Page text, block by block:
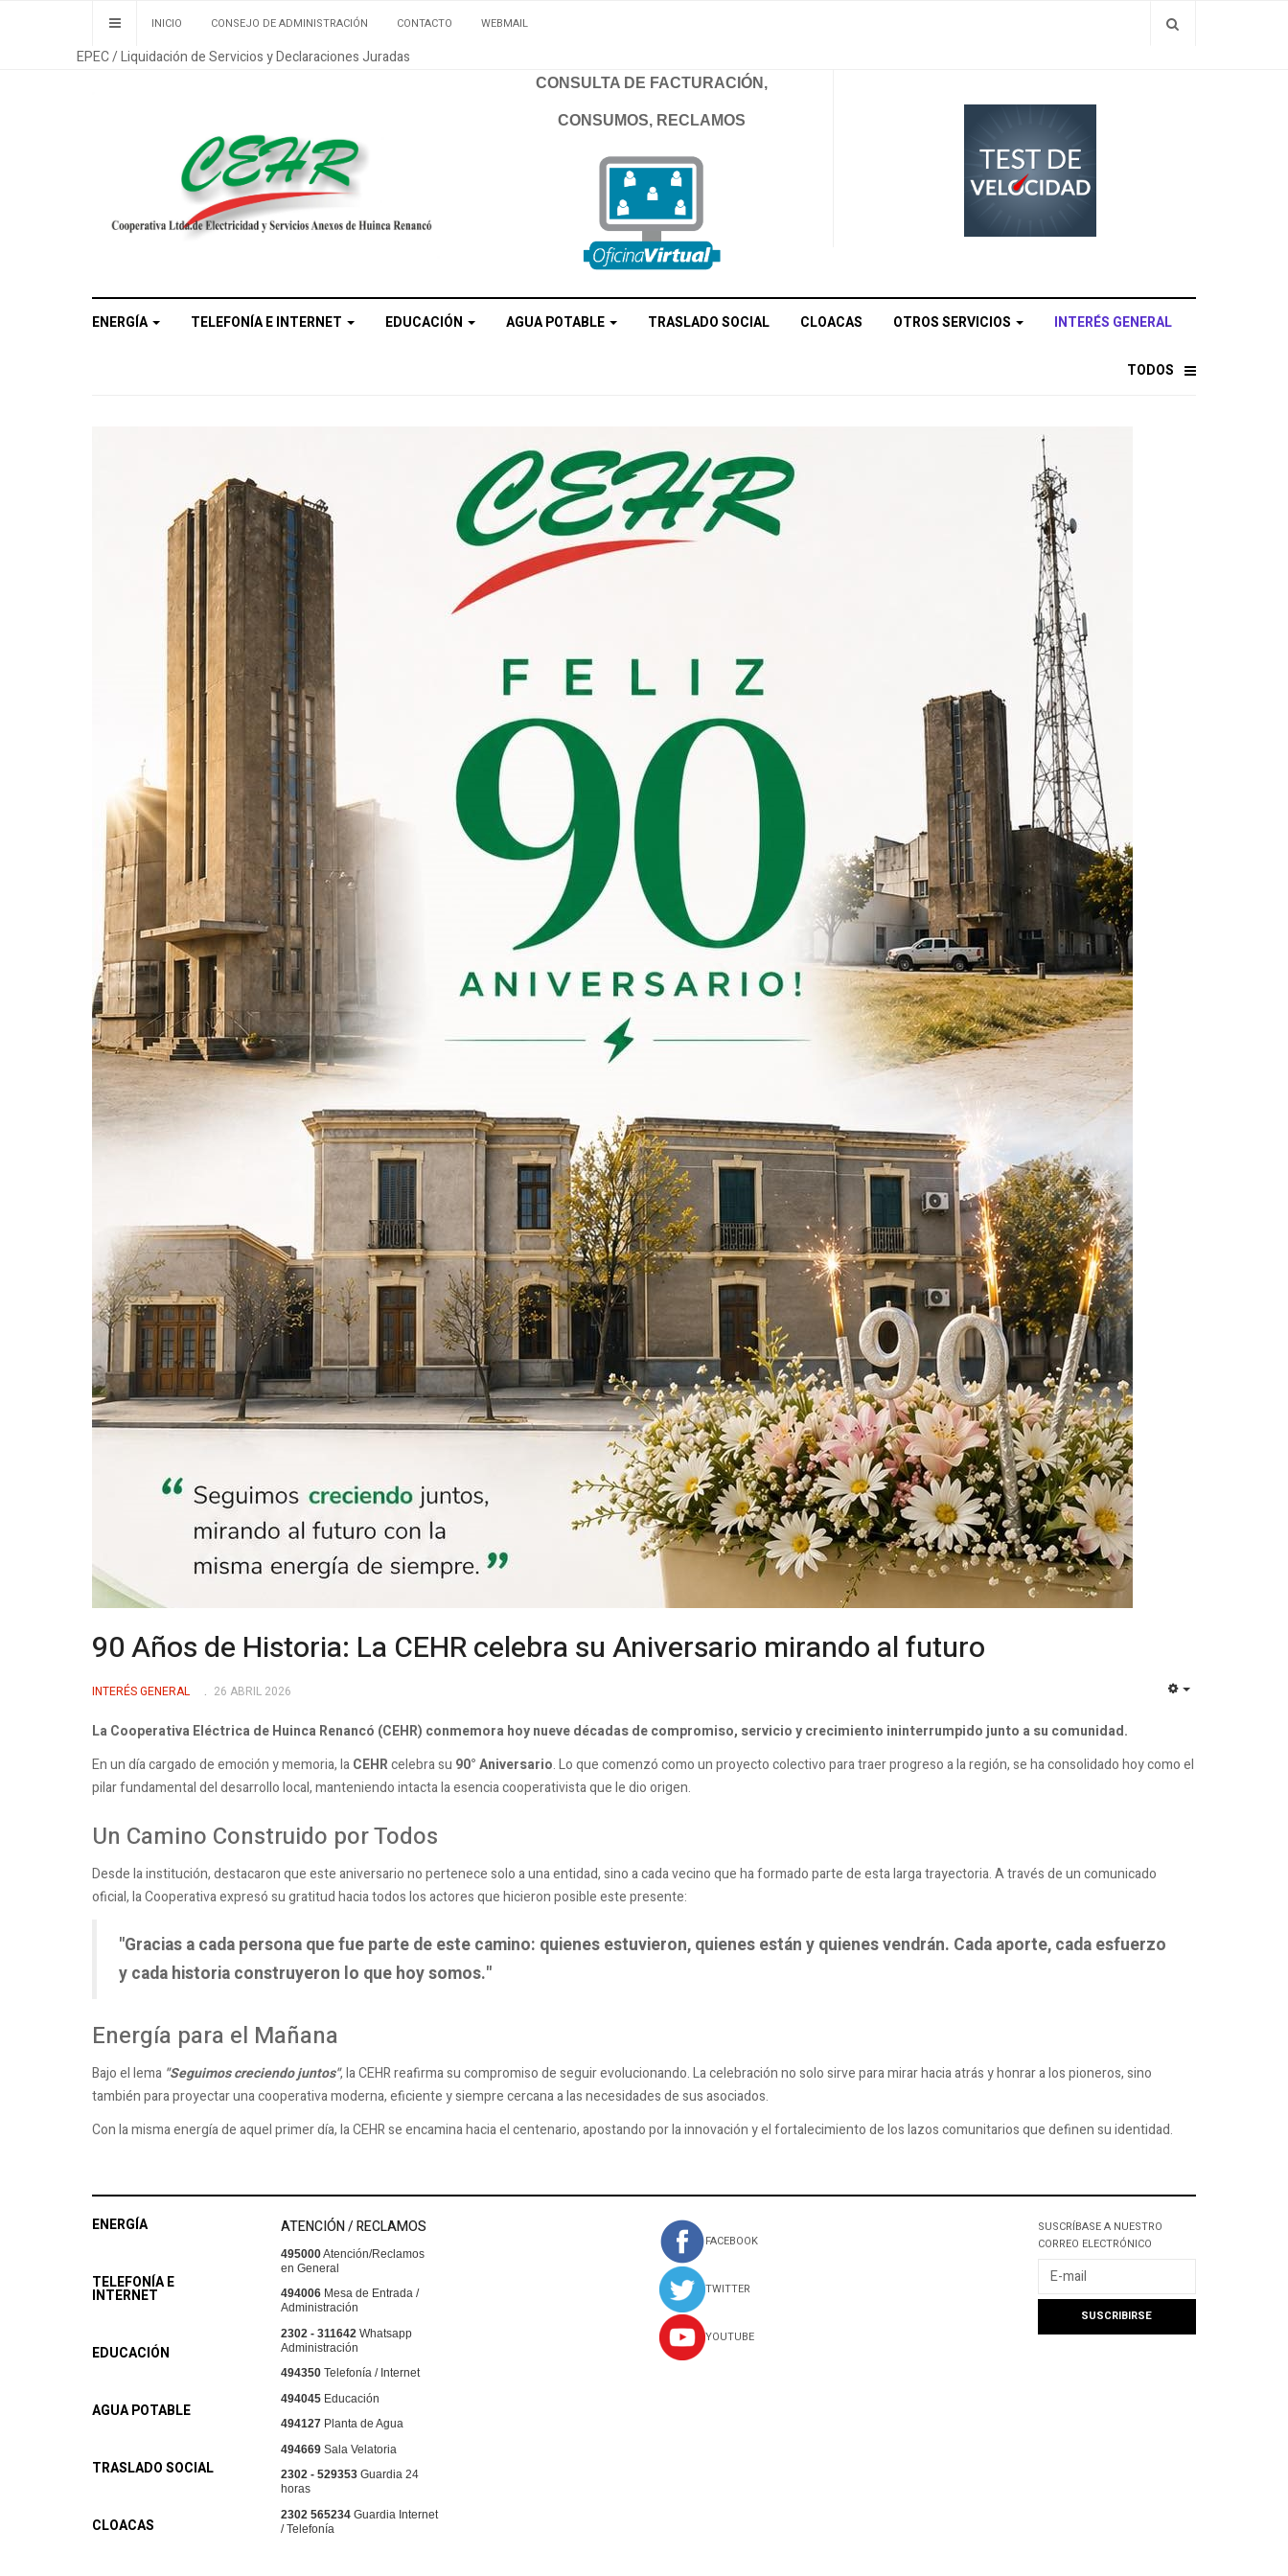
INICIO CONSEJO DE ADMINISTRACIÓN CONTACTO WEBMAIL
EPEC / Liquidación de Servicios y Declaraciones Juradas
CONSULTA DE FACTURACIÓN,
CONSUMOS, RECLAMOS
ENERGÍA TELEFONÍA E INTERNET EDUCACIÓN AGUA POTABLE TRASLADO SOCIAL CLOACAS OTROS SERVICIOS INTERÉS GENERAL
TODOS
90 Años de Historia: La CEHR celebra su Aniversario mirando al futuro
INTERÉS GENERAL 26 ABRIL 2026
La Cooperativa Eléctrica de Huinca Renancó (CEHR) conmemora hoy nueve décadas de compromiso, servicio y crecimiento ininterrumpido junto a su comunidad.
En un día cargado de emoción y memoria, laCEHRcelebra su 90° Aniversario. Lo que comenzó como un proyecto colectivo para traer progreso a la región, se ha consolidado hoy como el
pilar fundamental del desarrollo local, manteniendo intacta la esencia cooperativista que le dio origen.
Un Camino Construido por Todos
Desde la institución, destacaron que este aniversario no pertenece solo a una entidad, sino a cada vecino que ha formado parte de esta larga trayectoria. A través de un comunicado
oficial, la Cooperativa expresó su gratitud hacia todos los actores que hicieron posible este presente:
"Gracias a cada persona que fue parte de este camino: quienes estuvieron, quienes están y quienes vendrán. Cada aporte, cada esfuerzo
y cada historia construyeron lo que hoy somos."
Energía para el Mañana
Bajo el lema "Seguimos creciendo juntos", la CEHR reafirma su compromiso de seguir evolucionando. La celebración no solo sirve para mirar hacia atrás y honrar a los pioneros, sino
también para proyectar una cooperativa moderna, eficiente y siempre cercana a las necesidades de sus asociados.
Con la misma energía de aquel primer día, la CEHR se encamina hacia el centenario, apostando por la innovación y el fortalecimiento de los lazos comunitarios que definen su identidad.
ENERGÍA
TELEFONÍA E
INTERNET
EDUCACIÓN
AGUA POTABLE
TRASLADO SOCIAL
CLOACAS
ATENCIÓN / RECLAMOS
495000Atención/Reclamos
en General
494006 Mesa de Entrada /
Administración
2302 - 311642 Whatsapp
Administración
494350 Telefonía / Internet
494045 Educación
494127 Planta de Agua
494669 Sala Velatoria
2302 - 529353 Guardia 24
horas
2302 565234 Guardia Internet
/ Telefonía
FACEBOOK
TWITTER
YOUTUBE
SUSCRÍBASE A NUESTRO
CORREO ELECTRÓNICO